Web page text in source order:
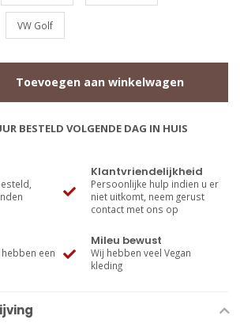
VW Golf
Toevoegen aan winkelwagen
BESTELD VOLGENDE DAG IN HUIS
Klantvriendelijkheid
Persoonlijke hulp indien u er
niet uitkomt, neem gerust
contact met ons op
een
Mileu bewust
Wij hebben veel Vegan
kleding